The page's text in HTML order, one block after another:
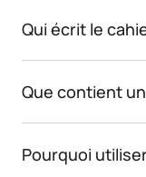
Qui écrit le
Que contient
Pourquoi